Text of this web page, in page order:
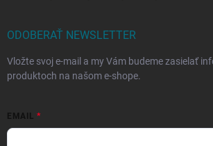
ODOBERAŤ NEWSLETTER
Vložte svoj e-mail a my Vám budeme zasielať
produktoch na našom e-shope.
EMAIL